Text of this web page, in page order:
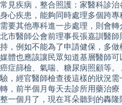
常見疾病，整合照護：家醫科診治
身心疾患，能夠同時處理多個跨
需要其他專科進一步處理，則會
北市醫師公會前理事長張嘉訓醫
持，例如不能為了申請健保，多做
媒體也應該讓民眾知道基層醫師
癌症篩檢、氣喘、糖尿病照顧等。
驗，經官醫師檢查後這樣的狀況
轉，前半個月每天去診所用藥治
整一個月了，現在耳朵聽到的轟